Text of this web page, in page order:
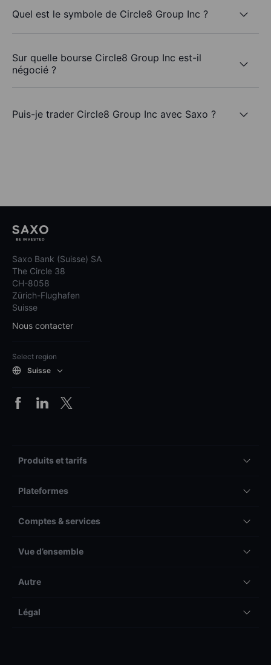
Quel est le symbole de Circle8 Group Inc ?
Sur quelle bourse Circle8 Group Inc est-il
négocié ?
Puis-je trader Circle8 Group Inc avec Saxo ?
Saxo Bank (Suisse) SA
The Circle 38
CH-8058
Zürich-Flughafen
Suisse
Nous contacter
Select region
Suisse
Produits et tarifs
Plateformes
Comptes & services
Vue d’ensemble
Autre
Légal